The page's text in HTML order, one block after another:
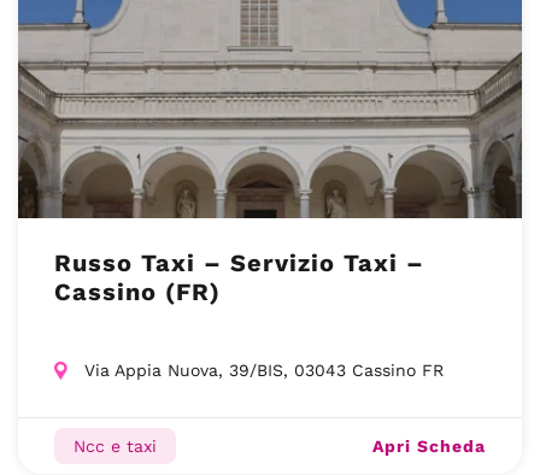
Russo Taxi – Servizio Taxi –
Cassino (FR)
Via Appia Nuova, 39/BIS, 03043 Cassino FR
Ncc e taxi Apri Scheda